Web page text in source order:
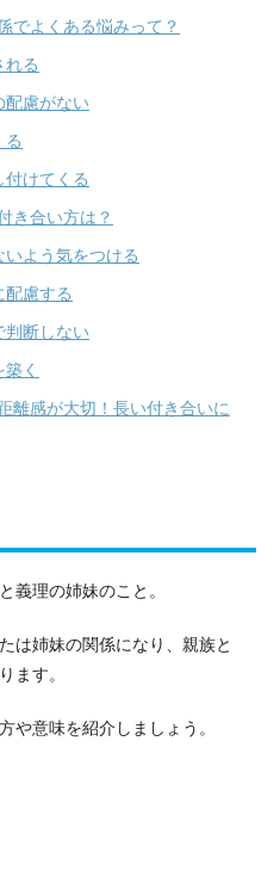
でよくある悩みって？
れる
配慮がない
る
けてくる
き合い方は？
よう気をつける
配慮する
判断しない
く
離感が大切！長い付き合いに
義理の姉妹のこと。
は姉妹の関係になり、親族と
ます。
や意味を紹介しましょう。